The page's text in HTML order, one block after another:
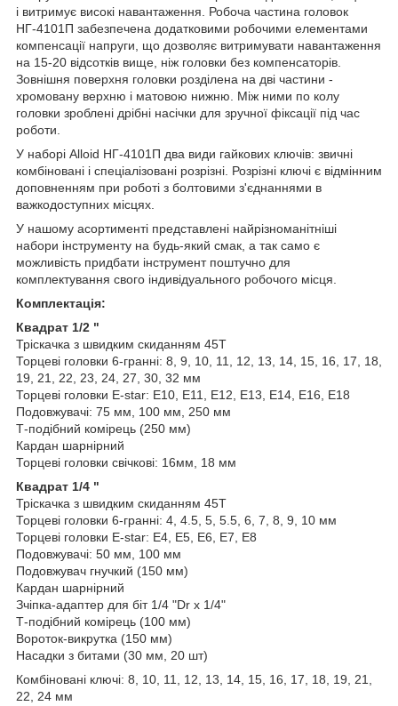
і витримує високі навантаження. Робоча частина головок
НГ-4101П забезпечена додатковими робочими елементами
компенсації напруги, що дозволяє витримувати навантаження
на 15-20 відсотків вище, ніж головки без компенсаторів.
Зовнішня поверхня головки розділена на дві частини -
хромовану верхню і матовою нижню. Між ними по колу
головки зроблені дрібні насічки для зручної фіксації під час
роботи.
У наборі Alloid НГ-4101П два види гайкових ключів: звичні
комбіновані і спеціалізовані розрізні. Розрізні ключі є відмінним
доповненням при роботі з болтовими з'єднаннями в
важкодоступних місцях.
У нашому асортименті представлені найрізноманітніші
набори інструменту на будь-який смак, а так само є
можливість придбати інструмент поштучно для
комплектування свого індивідуального робочого місця.
Комплектація:
Квадрат 1/2 "
Тріскачка з швидким скиданням 45Т
Торцеві головки 6-гранні: 8, 9, 10, 11, 12, 13, 14, 15, 16, 17, 18,
19, 21, 22, 23, 24, 27, 30, 32 мм
Торцеві головки Е-star: E10, E11, E12, E13, E14, E16, E18
Подовжувачі: 75 мм, 100 мм, 250 мм
Т-подібний комірець (250 мм)
Кардан шарнірний
Торцеві головки свічкові: 16мм, 18 мм
Квадрат 1/4 "
Тріскачка з швидким скиданням 45Т
Торцеві головки 6-гранні: 4, 4.5, 5, 5.5, 6, 7, 8, 9, 10 мм
Торцеві головки Е-star: E4, E5, E6, E7, E8
Подовжувачі: 50 мм, 100 мм
Подовжувач гнучкий (150 мм)
Кардан шарнірний
Зчіпка-адаптер для біт 1/4 "Dr х 1/4"
Т-подібний комірець (100 мм)
Вороток-викрутка (150 мм)
Насадки з битами (30 мм, 20 шт)
Комбіновані ключі: 8, 10, 11, 12, 13, 14, 15, 16, 17, 18, 19, 21,
22, 24 мм